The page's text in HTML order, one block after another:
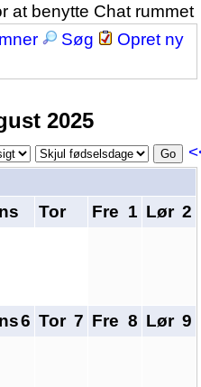
at benytte Chat rummet
Søg
Opret ny
2025
Tor 1
Fre 2
Lør
6 7
Tor 8
Fre 9
Lør